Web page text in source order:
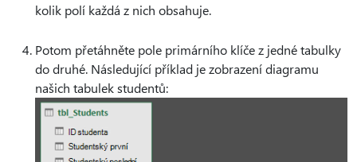
kolik polí každá z nich obsahuje.
Potom přetáhněte pole primárního klíče z jedné tabulky
do druhé. Následující příklad je zobrazení diagramu
našich tabulek studentů: